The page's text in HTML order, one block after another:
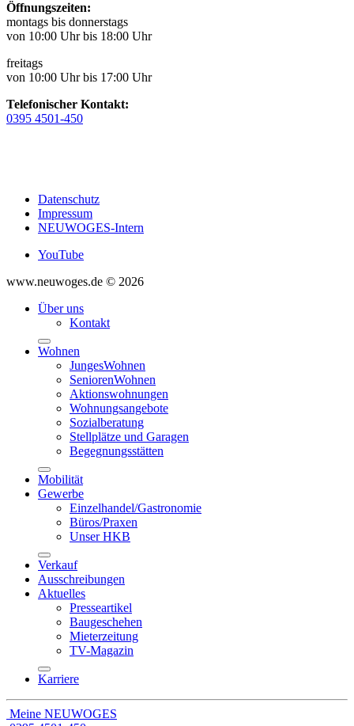
Öffnungszeiten:
montags bis donnerstags
von 10:00 Uhr bis 18:00 Uhr
freitags
von 10:00 Uhr bis 17:00 Uhr
Telefonischer Kontakt:
0395 4501-450
Datenschutz
Impressum
NEUWOGES-Intern
YouTube
www.neuwoges.de © 2026
Über uns
Kontakt
Wohnen
JungesWohnen
SeniorenWohnen
Aktionswohnungen
Wohnungsangebote
Sozialberatung
Stellplätze und Garagen
Begegnungsstätten
Mobilität
Gewerbe
Einzelhandel/Gastronomie
Büros/Praxen
Unser HKB
Verkauf
Ausschreibungen
Aktuelles
Presseartikel
Baugeschehen
Mieterzeitung
TV-Magazin
Karriere
Meine NEUWOGES